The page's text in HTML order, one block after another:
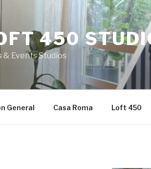
450
& Events Studios
General Casa Roma Loft 450